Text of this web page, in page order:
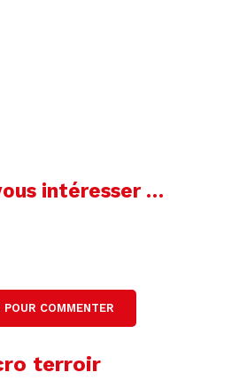
restant inchangés, la
se fera toutefois
vous afin de vous
conditions en ces
intéresser …
POUR COMMENTER
terroir